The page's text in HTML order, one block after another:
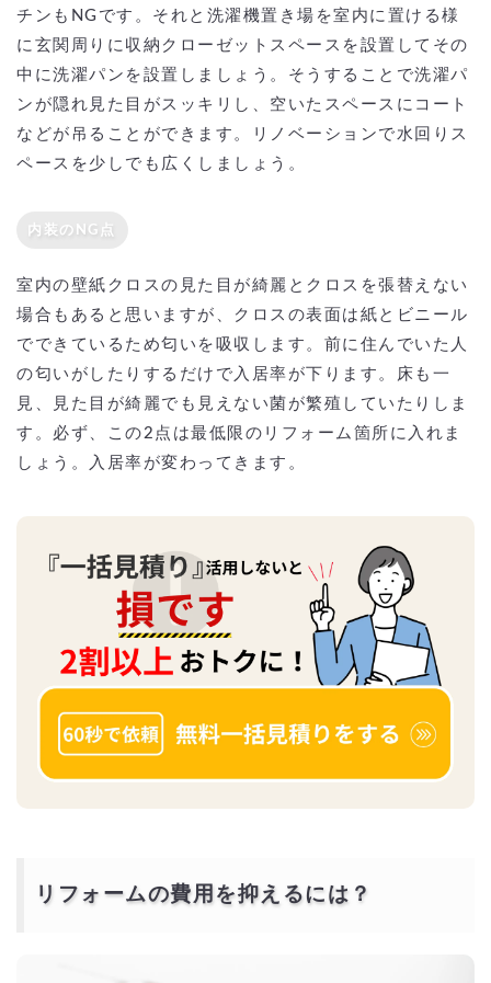
チンもNGです。それと洗濯機置き場を室内に置ける様
に玄関周りに収納クローゼットスペースを設置してその
中に洗濯パンを設置しましょう。そうすることで洗濯パ
ンが隠れ見た目がスッキリし、空いたスペースにコート
などが吊ることができます。リノベーションで水回りス
ペースを少しでも広くしましょう。
内装のNG点
室内の壁紙クロスの見た目が綺麗とクロスを張替えない
場合もあると思いますが、クロスの表面は紙とビニール
でできているため匂いを吸収します。前に住んでいた人
の匂いがしたりするだけで入居率が下ります。床も一
見、見た目が綺麗でも見えない菌が繁殖していたりしま
す。必ず、この2点は最低限のリフォーム箇所に入れま
しょう。入居率が変わってきます。
リフォームの費用を抑えるには？